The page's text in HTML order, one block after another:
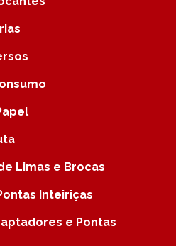
Limas e Brocas
Inteiriças
e Pontas